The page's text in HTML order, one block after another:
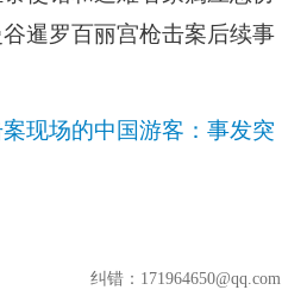
暹罗百丽宫枪击案后续事
现场的中国游客：事发突
纠错：171964650@qq.com